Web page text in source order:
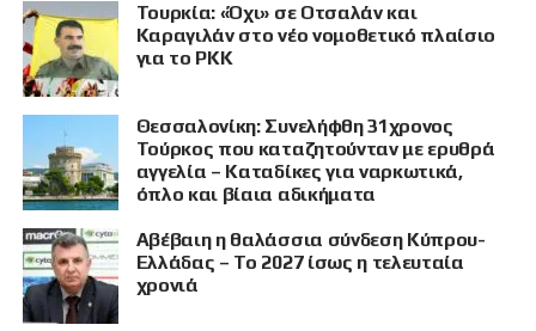
Τουρκία: «Όχι» σε Οτσαλάν και
Καραγιλάν στο νέο νομοθετικό πλαίσιο
για το PKK
Θεσσαλονίκη: Συνελήφθη 31χρονος
Τούρκος που καταζητούνταν με ερυθρά
αγγελία – Καταδίκες για ναρκωτικά,
όπλο και βίαια αδικήματα
Αβέβαιη η θαλάσσια σύνδεση Κύπρου-
Ελλάδας – Το 2027 ίσως η τελευταία
χρονιά